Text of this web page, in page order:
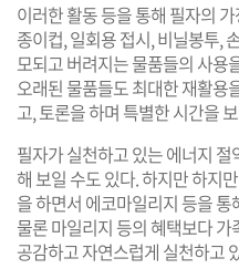
이러한 활동 등을 통해 필자의
종이컵, 일회용 접시, 비닐봉투,
모되고 버려지는 물품들의 사용
오래된 물품들도 최대한 재활용
고, 토론을 하며 특별한 시간을
필자가 실천하고 있는 에너지
해 보일 수도 있다. 하지만 하지
을 하면서 에코마일리지 등을
물론 마일리지 등의 혜택보다
공감하고 자연스럽게 실천하고